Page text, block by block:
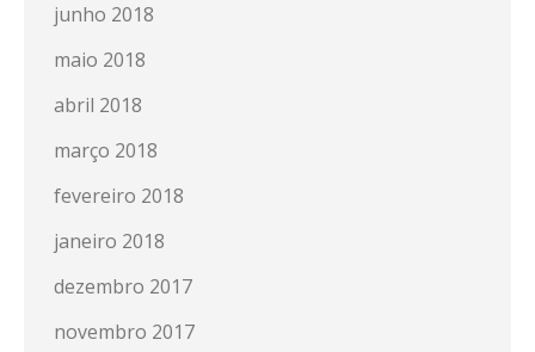
junho 2018
maio 2018
abril 2018
março 2018
fevereiro 2018
janeiro 2018
dezembro 2017
novembro 2017